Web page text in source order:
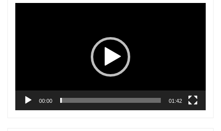
00:00 01:42